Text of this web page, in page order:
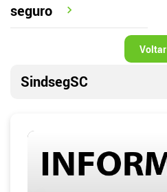
seguro
Voltar
SindsegSC